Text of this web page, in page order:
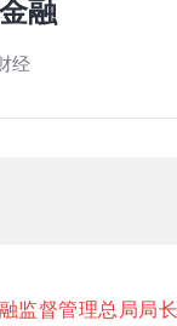
融
经
监督管理总局局